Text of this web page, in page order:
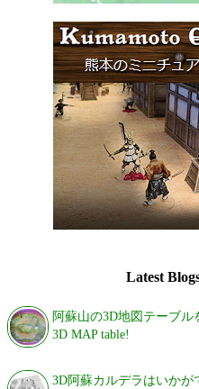
Latest
阿蘇山の3D地図テーブル
3D MAP table!
3D阿蘇カルデラはいかが